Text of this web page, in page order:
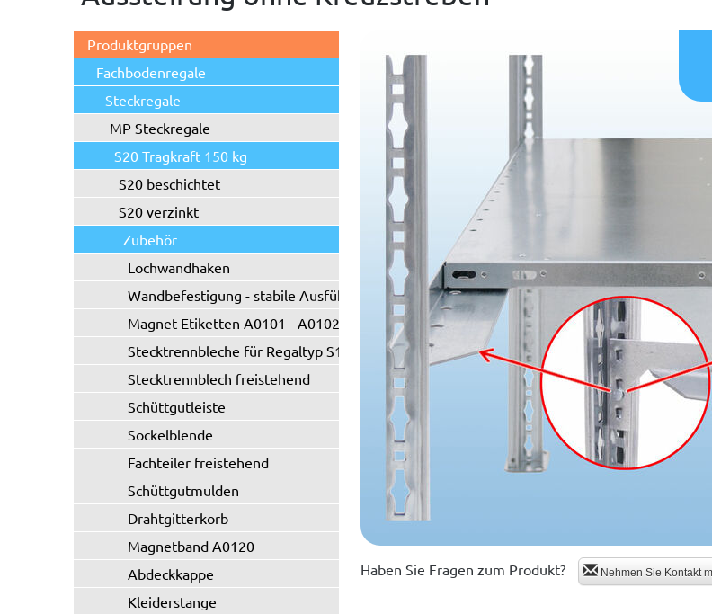
Produktgruppen
Fachbodenregale
Steckregale
MP Steckregale
S20 Tragkraft 150 kg
S20 beschichtet
S20 verzinkt
Zubehör
Lochwandhaken
Wandbefestigung - stabile Ausführung
Magnet-Etiketten A0101 - A0102
Stecktrennbleche für Regaltyp S10/S20
Stecktrennblech freistehend
Schüttgutleiste
Sockelblende
Fachteiler freistehend
Schüttgutmulden
Drahtgitterkorb
Magnetband A0120
Abdeckkappe
Kleiderstange
Haben Sie Fragen zum Produkt? Nehmen Sie Kontakt